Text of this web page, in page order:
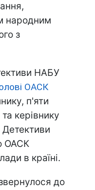
народним
з
НАБУ
ОАСК
п'яти
керівнику
ОАСК
в країні.
до